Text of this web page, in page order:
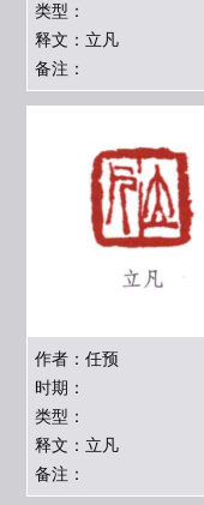
类型：
释文：立凡
备注：
作者：任预
时期：
类型：
释文：立凡
备注：